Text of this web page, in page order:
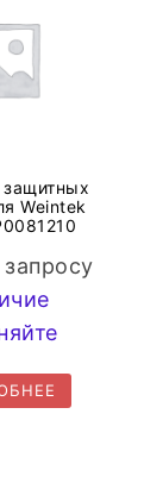
защитных
Weintek